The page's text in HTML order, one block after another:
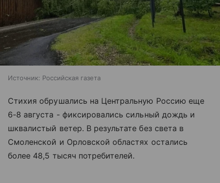
Источник: Российская газета
Стихия обрушались на Центральную Россию еще
6-8 августа - фиксировались сильный дождь и
шквалистый ветер. В результате без света в
Смоленской и Орловской областях остались
более 48,5 тысяч потребителей.